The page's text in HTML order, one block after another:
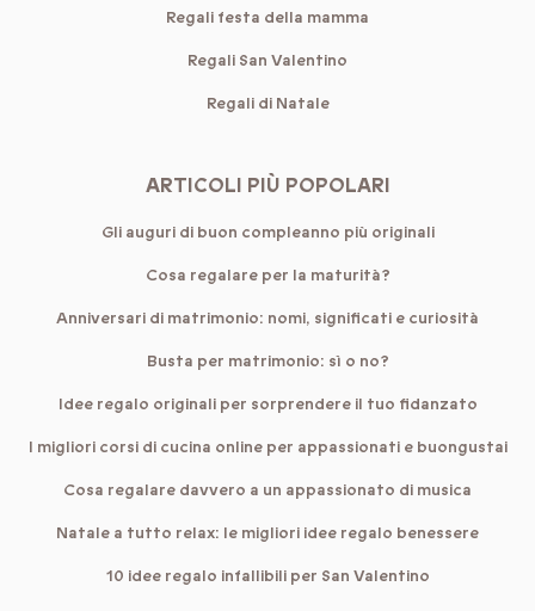
Regali festa della mamma
Regali San Valentino
Regali di Natale
ARTICOLI PIÙ POPOLARI
Gli auguri di buon compleanno più originali
Cosa regalare per la maturità?
Anniversari di matrimonio: nomi, significati e curiosità
Busta per matrimonio: sì o no?
Idee regalo originali per sorprendere il tuo fidanzato
I migliori corsi di cucina online per appassionati e buongustai
Cosa regalare davvero a un appassionato di musica
Natale a tutto relax: le migliori idee regalo benessere
10 idee regalo infallibili per San Valentino